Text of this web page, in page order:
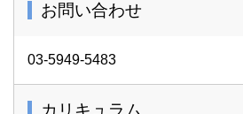
お問い合わせ
03-5949-5483
カリキュラム